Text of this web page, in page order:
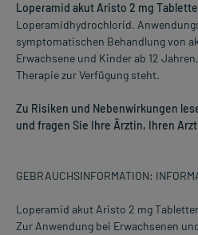
Loperamid akut Aristo 2 mg
Loperamidhydrochlorid.
symptomatischen Behandlung von
Erwachsene und Kinder ab 12
Therapie zur Verfügung steht.
Zu Risiken und Nebenwirkungen
und fragen Sie Ihre Ärztin, Ihren
GEBRAUCHSINFORMATION:
Loperamid akut Aristo 2 mg
Zur Anwendung bei Erwachsenen